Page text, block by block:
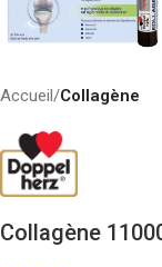
Accueil Collagène
Collagène